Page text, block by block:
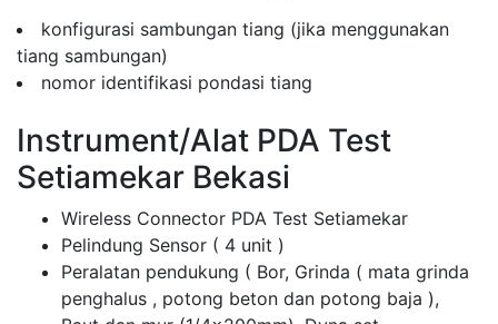
konfigurasi sambungan tiang (jika menggunakan
tiang sambungan)
nomor identifikasi pondasi tiang
Instrument/Alat PDA Test
Setiamekar Bekasi
Wireless Connector PDA Test Setiamekar
Pelindung Sensor ( 4 unit )
Peralatan pendukung ( Bor, Grinda ( mata grinda
penghalus , potong beton dan potong baja ),